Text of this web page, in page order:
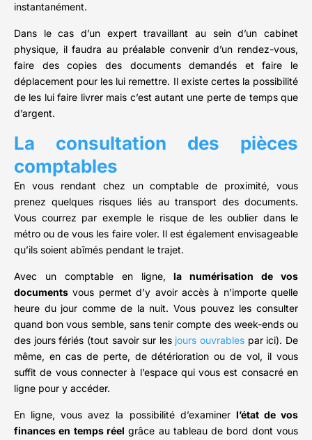
instantanément.
Dans le cas d’un expert travaillant au sein d’un cabinet
physique, il faudra au préalable convenir d’un rendez-vous,
faire des copies des documents demandés et faire le
déplacement pour les lui remettre. Il existe certes la possibilité
de les lui faire livrer mais c’est autant une perte de temps que
d’argent.
La consultation des pièces
comptables
En vous rendant chez un comptable de proximité, vous
prenez quelques risques liés au transport des documents.
Vous courrez par exemple le risque de les oublier dans le
métro ou de vous les faire voler. Il est également envisageable
qu’ils soient abîmés pendant le trajet.
Avec un comptable en ligne, la numérisation de vos
documents vous permet d’y avoir accès à n’importe quelle
heure du jour comme de la nuit. Vous pouvez les consulter
quand bon vous semble, sans tenir compte des week-ends ou
des jours fériés (tout savoir sur les jours ouvrables par ici). De
même, en cas de perte, de détérioration ou de vol, il vous
suffit de vous connecter à l’espace qui vous est consacré en
ligne pour y accéder.
En ligne, vous avez la possibilité d’examiner l’état de vos
finances en temps réel grâce au tableau de bord dont vous